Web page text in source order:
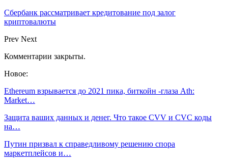
Сбербанк рассматривает кредитование под залог
криптовалюты
Prev Next
Комментарии закрыты.
Новое:
Ethereum взрывается до 2021 пика, биткойн -глаза Ath:
Market…
Защита ваших данных и денег. Что такое CVV и CVC коды
на…
Путин призвал к справедливому решению спора
маркетплейсов и…